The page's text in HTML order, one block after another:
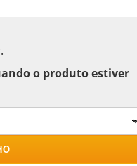
o produto estiver